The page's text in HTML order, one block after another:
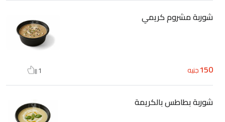
شوربة مشروم كريمي
150جنيه 1
شوربة بطاطس بالكريمة